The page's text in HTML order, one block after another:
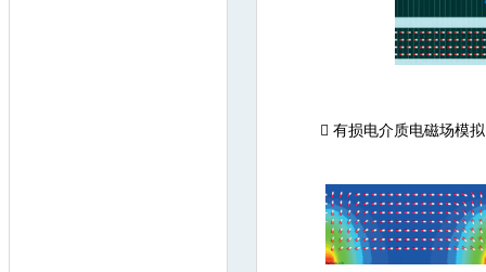
 有损电介质电磁场模拟